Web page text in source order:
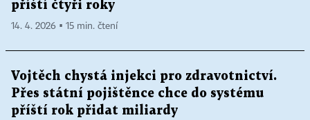
příští čtyři roky
14. 4. 2026 ▪ 15 min. čtení
Vojtěch chystá injekci pro zdravotnictví.
Přes státní pojištěnce chce do systému
příští rok přidat miliardy